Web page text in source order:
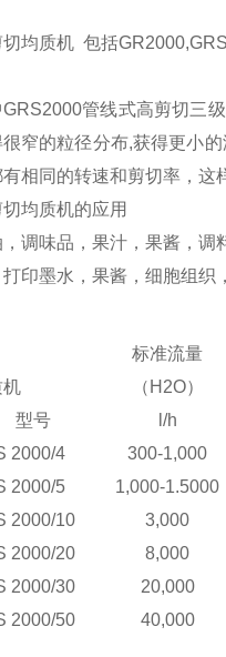
切均质机 包括GR2000,G
GRS2000管线式高剪切三
很窄的粒径分布,获得更小
相同的转速和剪切率，这
均质机的应用
调味品，果汁，果酱，调
打印墨水，果酱，细胞组织
标准流量
（H2O）
型号
l/h
2000/4
300-1,000
2000/5
1,000-1.5000
2000/10
3,000
2000/20
8,000
2000/30
20,000
2000/50
40,000